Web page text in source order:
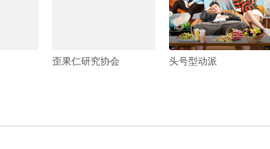
歪果仁研究协会 头号型动派